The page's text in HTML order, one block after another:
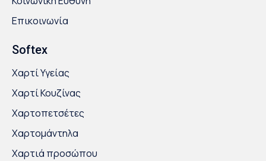
Επικοινωνία
Softex
Χαρτί Υγείας
Χαρτί Κουζίνας
Χαρτοπετσέτες
Χαρτομάντηλα
Χαρτιά προσώπου